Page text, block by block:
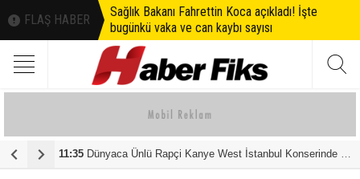
FLAŞ HABER
Sağlık Bakanı Fahrettin Koca açıkladı! İşte
bugünkü vaka ve can kaybı sayısı
11:35 Dünyaca Ünlü Rapçi Kanye West İstanbul Konserinde Rekor Kırdı!